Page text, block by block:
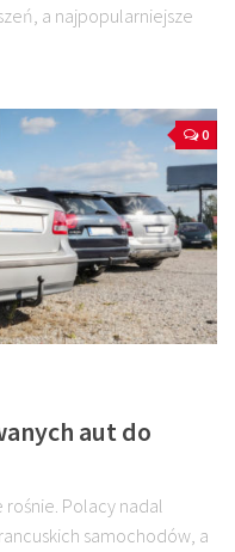
a najpopularniejsze
0
aut do
Polacy nadal
samochodów, a